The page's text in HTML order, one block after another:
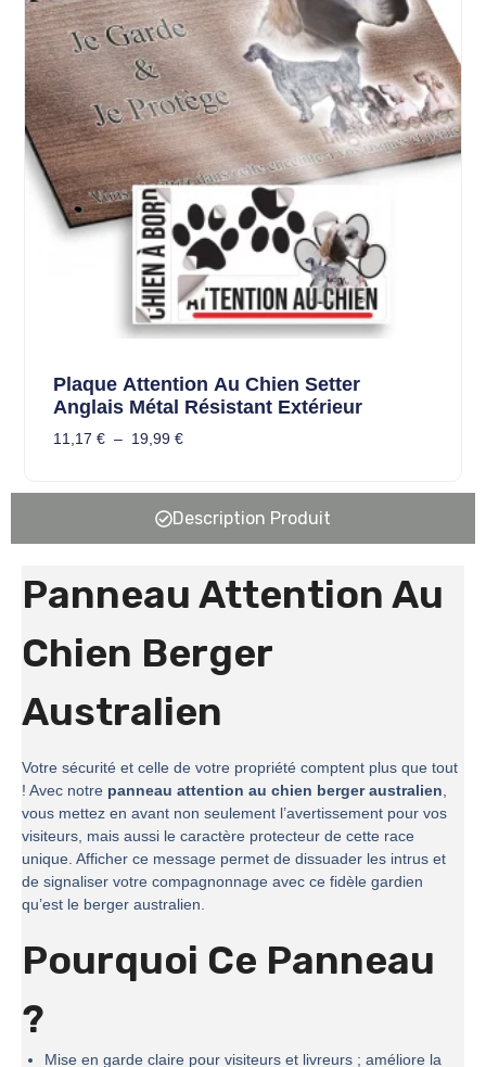
Plaque Attention Au Chien Setter
Anglais Métal Résistant Extérieur
11,17 € – 19,99 €
Description Produit
Panneau Attention Au
Chien Berger
Australien
Votre sécurité et celle de votre propriété comptent plus que tout
! Avec notre panneau attention au chien berger australien,
vous mettez en avant non seulement l’avertissement pour vos
visiteurs, mais aussi le caractère protecteur de cette race
unique. Afficher ce message permet de dissuader les intrus et
de signaliser votre compagnonnage avec ce fidèle gardien
qu’est le berger australien.
Pourquoi Ce Panneau
?
Mise en garde claire pour visiteurs et livreurs ; améliore la